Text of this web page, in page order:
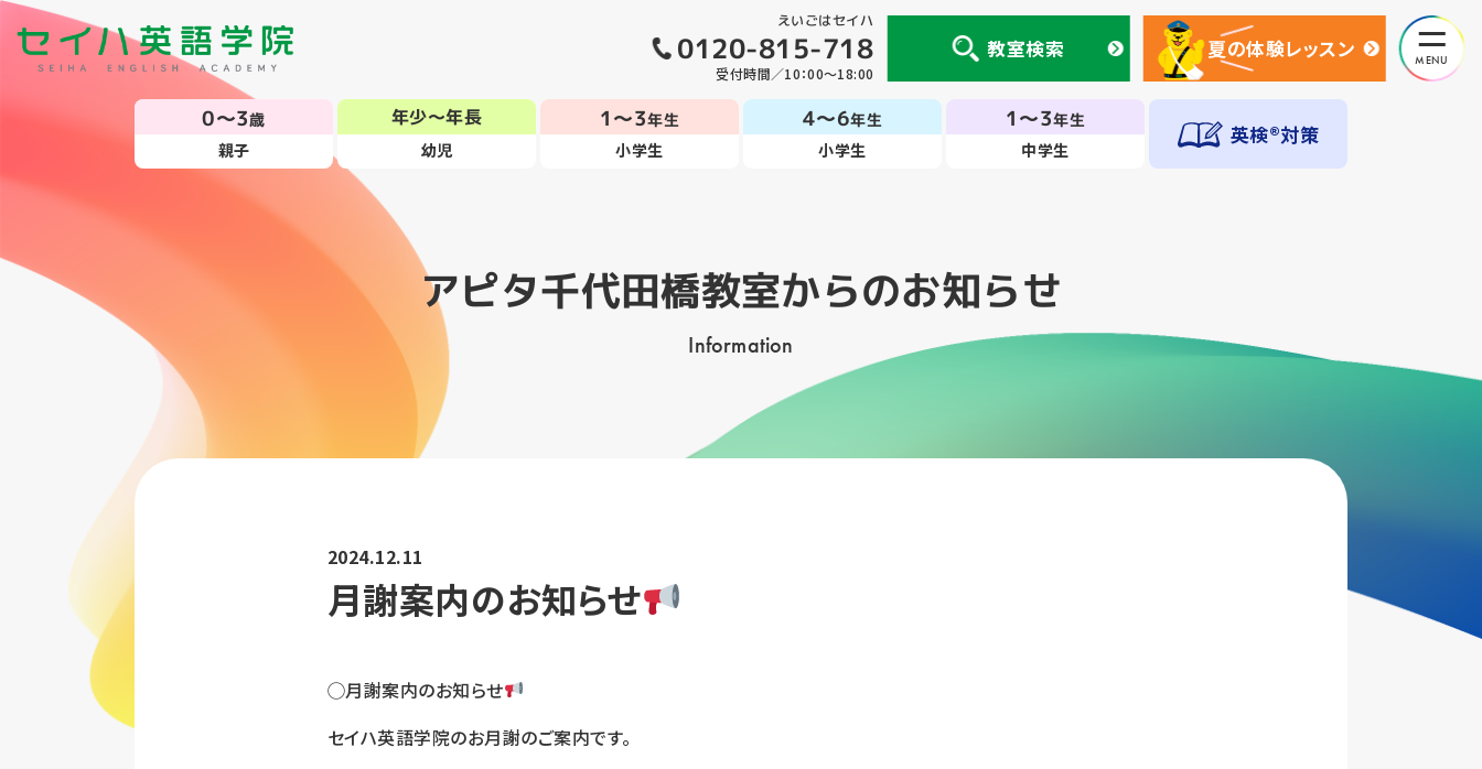
えいごはセイハ
0120-815-718
受付時間／10：00～18:00
教室検索
夏の体験レッスン
夏の体験レッスン
0～3歳
親子
年少～年長
幼児
1～3年生
小学生
4～6年生
小学生
1～3年生
中学生
英検®対策
アピタ千代田橋教室からのお知らせ
Information
2024.12.11
月謝案内のお知らせ
◯月謝案内のお知らせ
セイハ英語学院のお月謝のご案内です。